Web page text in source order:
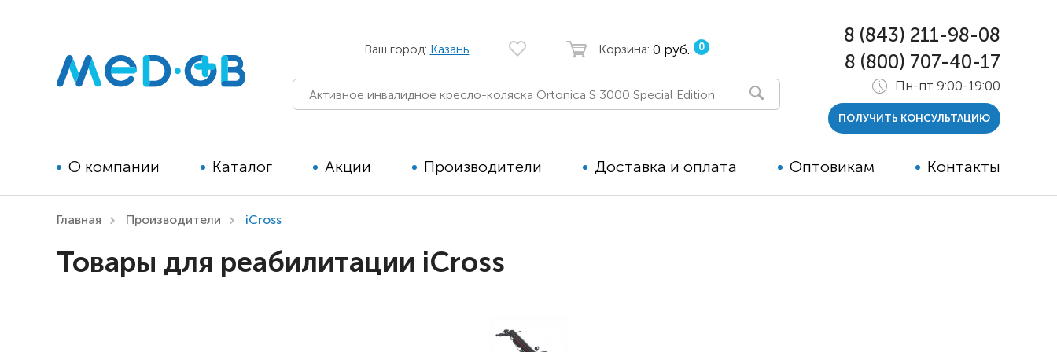
Ваш город: Казань Корзина: 0 руб. 0
О компании Каталог
реабилитации для детей
Коляски для детей с ДЦП
Детские вертикализаторы
Акции Производители Доставка и оплата Оптовикам Контакты
8 (843) 211-98-08
8 (800) 707-40-17
Пн-пт 9:00-19:00
ПОЛУЧИТЬ КОНСУЛЬТАЦИЮ
Главная Производители iCross
Товары для реабилитации iCross